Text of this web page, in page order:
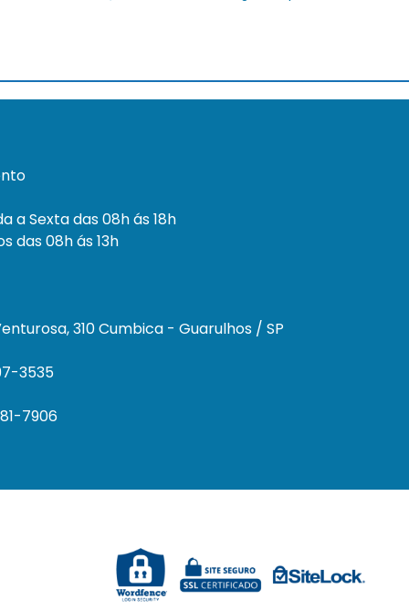
a Sexta das 08h ás 18h
das 08h ás 13h
310 Cumbica - Guarulhos / SP
3535
7906